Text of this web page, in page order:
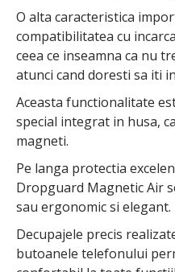
O alta caracteristica
compatibilitatea cu
ceea ce inseamna ca nu
atunci cand doresti sa iti
Aceasta functionalitate
special integrat in husa,
magneti.
Pe langa protectia
Dropguard Magnetic Air
sau ergonomic si elegant.
Decupajele precis
butoanele telefonului